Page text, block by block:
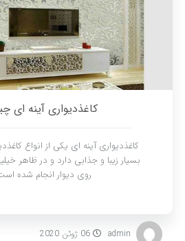
کاغذدیواری آینه
کاغذدیواری آینه ای یکی از انواع
بسیار زیبا و جذابی دارد و در ظاهر
روی دیوار انجام شده
admin 06 ژوئن 2020